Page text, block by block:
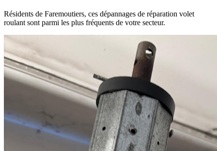
Résidents de Faremoutiers, ces dépannages de réparation volet
roulant sont parmi les plus fréquents de votre secteur.